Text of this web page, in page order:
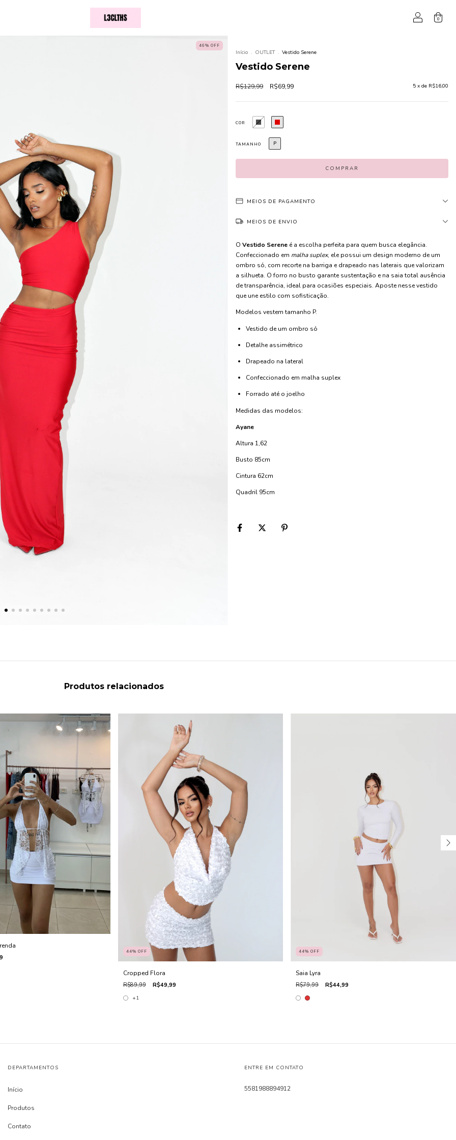
0
46% OFF
Início . OUTLET . Vestido Serene
Vestido Serene
R$129,99 R$69,99 5 x de R$16,00
COR
TAMANHO P
MEIOS DE PAGAMENTO
MEIOS DE ENVIO
O Vestido Serene é a escolha perfeita para quem busca elegância.
Confeccionado em malha suplex, ele possui um design moderno de um
ombro só, com recorte na barriga e drapeado nas laterais que valorizam
a silhueta. O forro no busto garante sustentação e na saia total ausência
de transparência, ideal para ocasiões especiais. Aposte nesse vestido
que une estilo com sofisticação.
Modelos vestem tamanho P.
Vestido de um ombro só
Detalhe assimétrico
Drapeado na lateral
Confeccionado em malha suplex
Forrado até o joelho
Medidas das modelos:
Ayane
Altura 1,62
Busto 85cm
Cintura 62cm
Quadril 95cm
Produtos relacionados
44% OFF
Cropped Flora
R$89,99 R$49,99
+1
44%OFF
Saia Lyra
R$79,99 R$44,99
DEPARTAMENTOS
Início
Produtos
Contato
ENTRE EM CONTATO
5581988894912